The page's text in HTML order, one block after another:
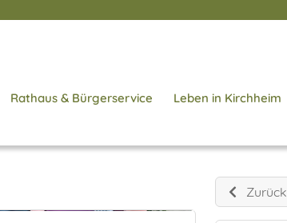
Rathaus & Bürgerservice Leben in Kirchheim
Zurück